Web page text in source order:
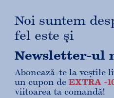
Noi suntem
fel este și
Newsletter-ul
Abonează-te la veștile
un cupon de EXTRA -
viitoarea ta comandă!